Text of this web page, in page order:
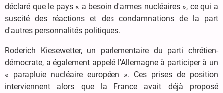
déclaré que le pays « a besoin d'armes nucléaires », ce qui a
suscité des réactions et des condamnations de la part
d'autres personnalités politiques.
Roderich Kiesewetter, un parlementaire du parti chrétien-
démocrate, a également appelé l'Allemagne à participer à un
« parapluie nucléaire européen ». Ces prises de position
interviennent alors que la France avait déjà proposé